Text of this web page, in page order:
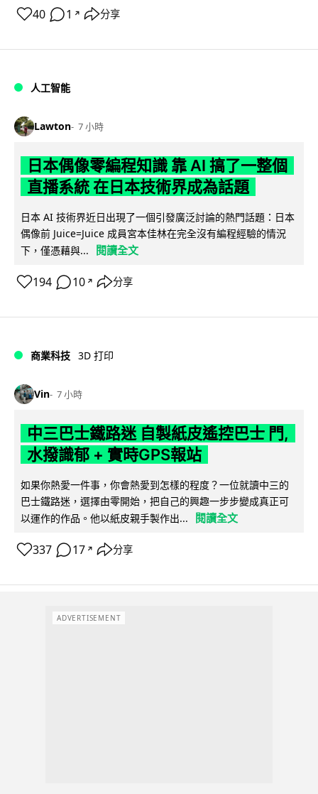
40 1 ↗ 分享
人工智能
Lawton 7 小時
日本偶像零編程知識 靠 AI 搞了一整個
直播系統 在日本技術界成為話題
日本 AI 技術界近日出現了一個引發廣泛討論的熱門話題：日本
偶像前 Juice=Juice 成員宮本佳林在完全沒有編程經驗的情況
下，僅憑藉與...
閱讀全文
194 10 ↗ 分享
商業科技 3D 打印
Vin 7 小時
中三巴士鐵路迷 自製紙皮遙控巴士 門,
水撥識郁 + 實時GPS報站
如果你熱愛一件事，你會熱愛到怎樣的程度？一位就讀中三的
巴士鐵路迷，選擇由零開始，把自己的興趣一步步變成真正可
以運作的作品。他以紙皮親手製作出...
閱讀全文
337 17 ↗ 分享
ADVERTISEMENT